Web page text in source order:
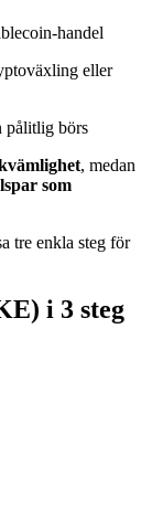
etc.
handel
eller
pålitlig börs
, medan
som
tre enkla steg för
i 3 steg